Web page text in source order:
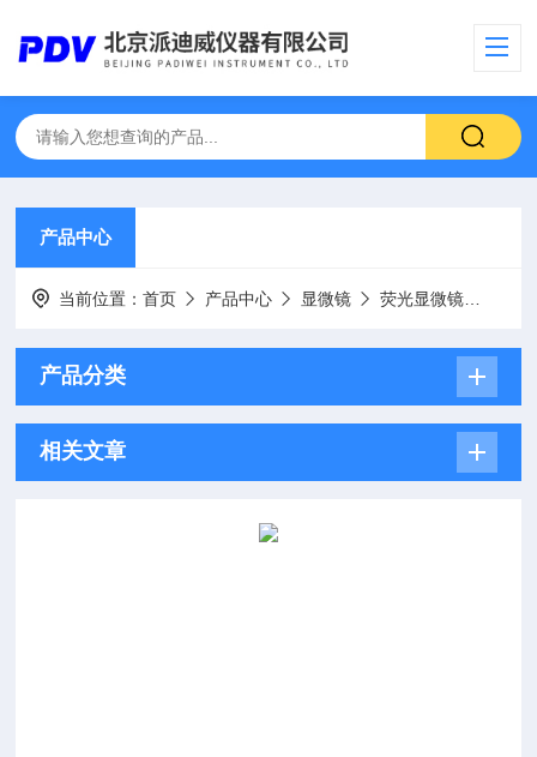
产品中心
当前位置：首页 产品中心 显微镜 荧光显微镜
产品分类
相关文章